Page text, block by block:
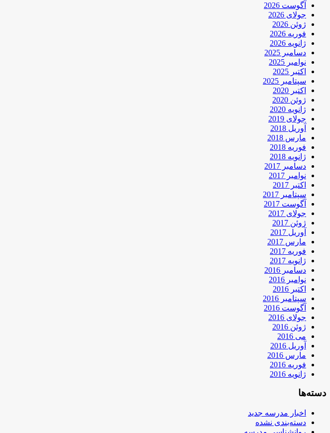
آگوست 2026
جولای 2026
ژوئن 2026
فوریه 2026
ژانویه 2026
دسامبر 2025
نوامبر 2025
اکتبر 2025
سپتامبر 2025
اکتبر 2020
ژوئن 2020
ژانویه 2020
جولای 2019
آوریل 2018
مارس 2018
فوریه 2018
ژانویه 2018
دسامبر 2017
نوامبر 2017
اکتبر 2017
سپتامبر 2017
آگوست 2017
جولای 2017
ژوئن 2017
آوریل 2017
مارس 2017
فوریه 2017
ژانویه 2017
دسامبر 2016
نوامبر 2016
اکتبر 2016
سپتامبر 2016
آگوست 2016
جولای 2016
ژوئن 2016
می 2016
آوریل 2016
مارس 2016
فوریه 2016
ژانویه 2016
دسته‌ها
اخبار مدرسه جدید
دسته‌بندی نشده